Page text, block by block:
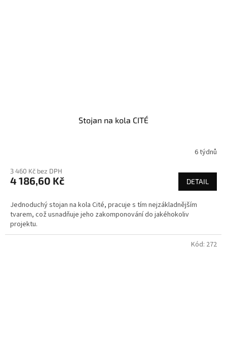
Stojan na kola CITÉ
6 týdnů
3 460 Kč bez DPH
4 186,60 Kč DETAIL
Jednoduchý stojan na kola Cité, pracuje s tím nejzákladnějším
tvarem, což usnadňuje jeho zakomponování do jakéhokoliv
projektu.
Kód: 272